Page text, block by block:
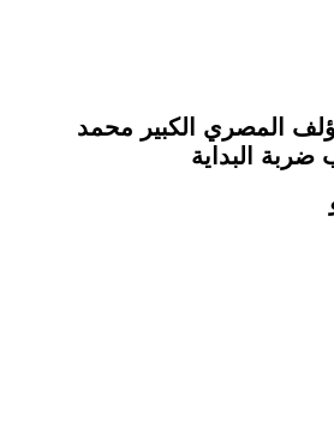
المصري الكبير محمد
البداية